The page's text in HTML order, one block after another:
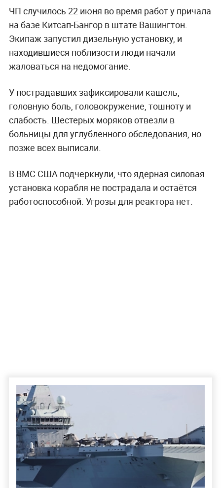
ЧП случилось 22 июня во время работ у причала
на базе Китсап-Бангор в штате Вашингтон.
Экипаж запустил дизельную установку, и
находившиеся поблизости люди начали
жаловаться на недомогание.
У пострадавших зафиксировали кашель,
головную боль, головокружение, тошноту и
слабость. Шестерых моряков отвезли в
больницы для углублённого обследования, но
позже всех выписали.
В ВМС США подчеркнули, что ядерная силовая
установка корабля не пострадала и остаётся
работоспособной. Угрозы для реактора нет.